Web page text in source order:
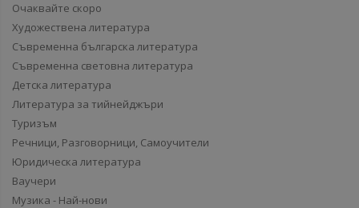
Очаквайте скоро
Художествена литература
Съвременна българска литература
Съвременна световна литература
Детска литература
Литература за тийнейджъри
Туризъм
Речници, Разговорници, Самоучители
Юридическа литература
Ваучери
Музика - Най-нови